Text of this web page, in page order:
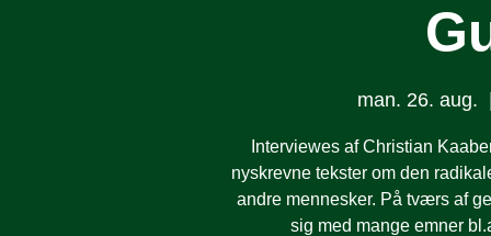
man. 26. aug.
Interviewes af Christian
nyskrevne tekster om den
andre mennesker. På tværs af
sig med mange emner